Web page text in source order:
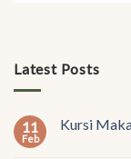
Latest Posts
11
Feb
Kursi